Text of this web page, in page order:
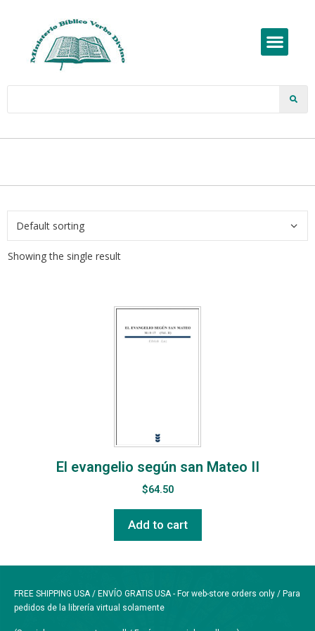
Showing the single result
El evangelio según san Mateo II
$64.50
Add to cart
FREE SHIPPING USA / ENVÍO GRATIS USA - For web-store orders only / Para
pedidos de la librería virtual solamente